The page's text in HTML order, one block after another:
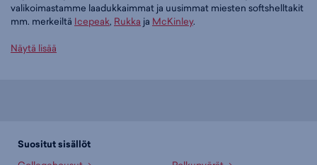
valikoimastamme laadukkaimmat ja uusimmat miesten softshelltakit
mm. merkeiltä Icepeak, Rukka ja McKinley.
Tilaa miesten softshelltakit edullisesti Budget Sportilta
36,00 €,Icepeak Brimfield M - miesten softshelltakki (musta), 59,95 €
Näytä lisää
Suositut sisällöt